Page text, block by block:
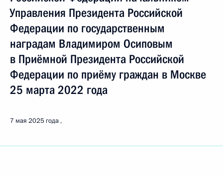
Управления Президента Российской
Федерации по государственным
наградам Владимиром Осиповым
в Приёмной Президента Российской
Федерации по приёму граждан в Москве
25 марта 2022 года
7 мая 2025 года